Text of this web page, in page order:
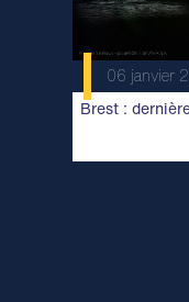
06 janvier
Brest :